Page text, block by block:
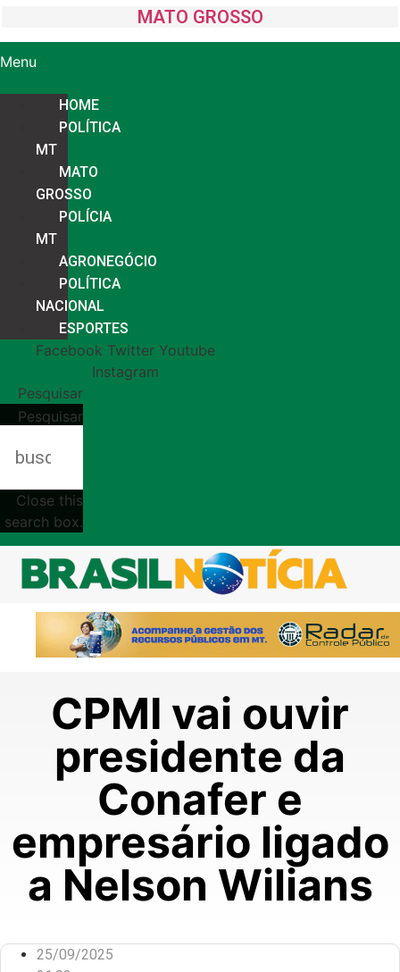
MATO GROSSO
Menu
HOME
POLÍTICA
MT
MATO
GROSSO
POLÍCIA
MT
AGRONEGÓCIO
POLÍTICA
NACIONAL
ESPORTES
Facebook Twitter Youtube
Instagram
Pesquisar
Pesquisar
Close this
search box.
CPMI vai ouvir
presidente da
Conafer e
empresário ligado
a Nelson Wilians
25/09/2025